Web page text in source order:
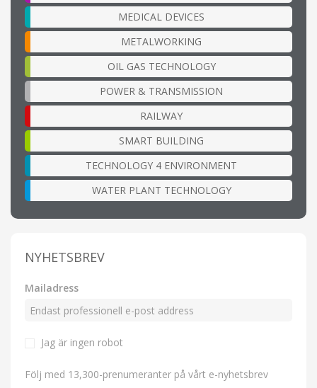
MEDICAL DEVICES
METALWORKING
OIL GAS TECHNOLOGY
POWER & TRANSMISSION
RAILWAY
SMART BUILDING
TECHNOLOGY 4 ENVIRONMENT
WATER PLANT TECHNOLOGY
NYHETSBREV
Mailadress
Jag är ingen robot
Följ med 13,300-prenumeranter på vårt e-nyhetsbrev